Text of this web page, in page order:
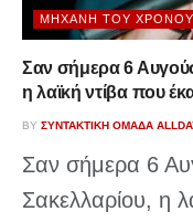
ΜΗΧΑΝΉ ΤΟΥ ΧΡΌΝΟΥ
Σαν σήμερα 6
η λαϊκή ντίβα που
BY ΣΥΝΤΑΚΤΙΚΉ ΟΜΆΔΑ
Σαν σήμερα 6
Σακελλαρίου, η